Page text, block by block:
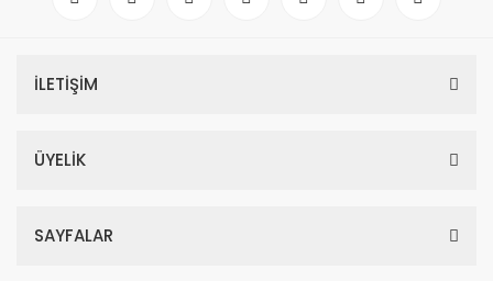
İLETİŞİM
ÜYELİK
SAYFALAR